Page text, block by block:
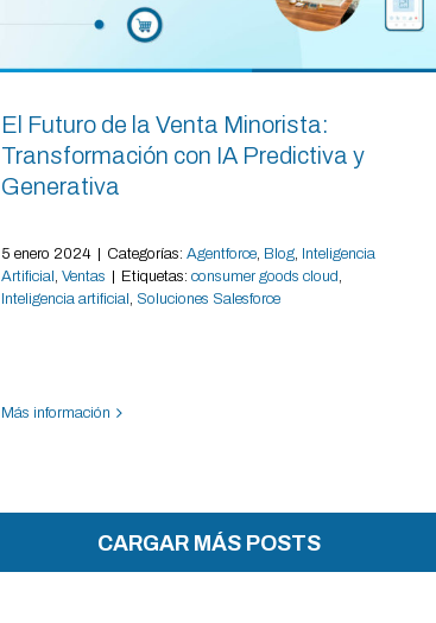
El Futuro de la Venta Minorista:
Transformación con IA Predictiva y
Generativa
5 enero 2024 Categorías: Agentforce, Blog, Inteligencia
Artificial , Ventas Etiquetas: consumer goods cloud,
Inteligencia artificial , Soluciones Salesforce
Más información
CARGAR MÁS POSTS